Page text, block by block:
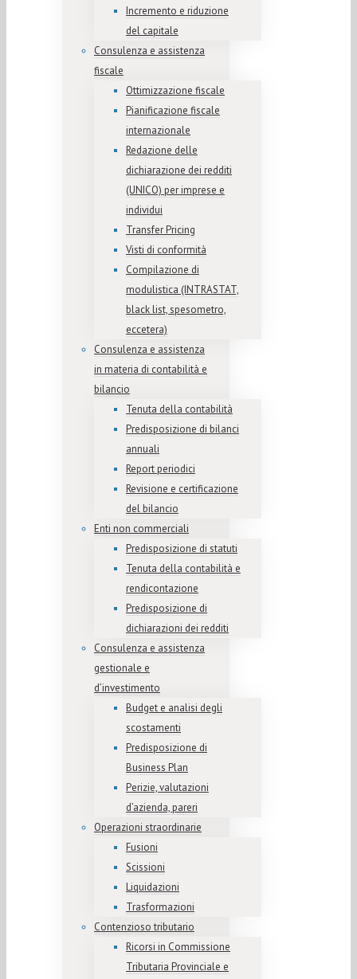
Incremento e riduzione
del capitale
Consulenza e assistenza
fiscale
Ottimizzazione fiscale
Pianificazione fiscale
internazionale
Redazione delle
dichiarazione dei redditi
(UNICO) per imprese e
individui
Transfer Pricing
Visti di conformità
Compilazione di
modulistica (INTRASTAT,
black list, spesometro,
eccetera)
Consulenza e assistenza
in materia di contabilità e
bilancio
Tenuta della contabilità
Predisposizione di bilanci
annuali
Report periodici
Revisione e certificazione
del bilancio
Enti non commerciali
Predisposizione di statuti
Tenuta della contabilità e
rendicontazione
Predisposizione di
dichiarazioni dei redditi
Consulenza e assistenza
gestionale e
d’investimento
Budget e analisi degli
scostamenti
Predisposizione di
Business Plan
Perizie, valutazioni
d’azienda, pareri
Operazioni straordinarie
Fusioni
Scissioni
Liquidazioni
Trasformazioni
Contenzioso tributario
Ricorsi in Commissione
Tributaria Provinciale e